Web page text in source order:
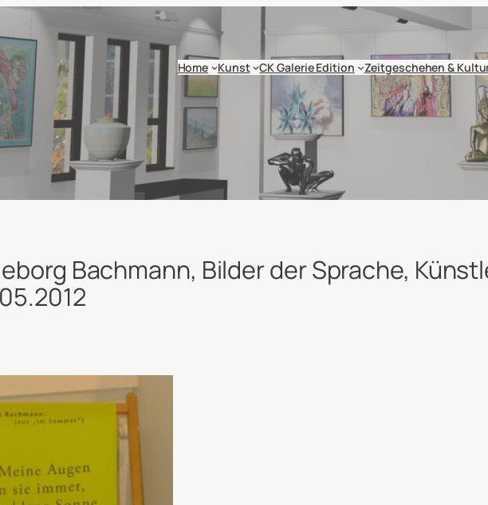
Home Kunst CK Galerie Edition Zeitgeschehen &
Bachmann, Bilder der Sprache,